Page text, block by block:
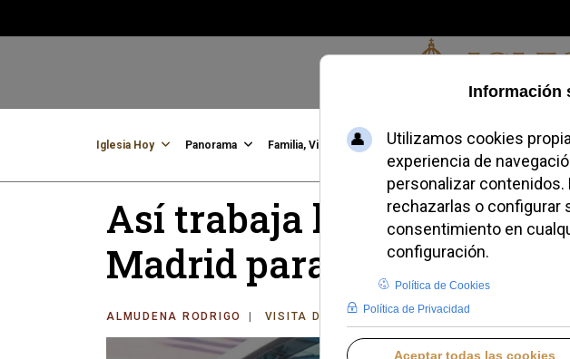
Iglesia Hoy Panorama Familia, Vida, Identidad Credofobiómetro Blogs
Así trabaja la Policía
Madrid para proteger al
ALMUDENA RODRIGO VISITA DEL PAPA LEÓN XIV A ESPAÑA